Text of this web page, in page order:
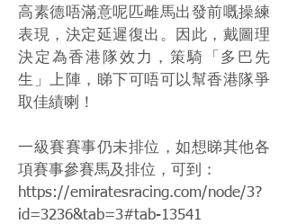
高素德唔滿意呢匹雌馬出發前嘅操練
表現，決定延遲復出。因此，戴圖理
決定為香港隊效力，策騎「多巴先
生」上陣，睇下可唔可以幫香港隊爭
取佳績喇！
一級賽賽事仍未排位，如想睇其他各
項賽事參賽馬及排位，可到：
https://emiratesracing.com/node/3?
id=3236&tab=3#tab-13541